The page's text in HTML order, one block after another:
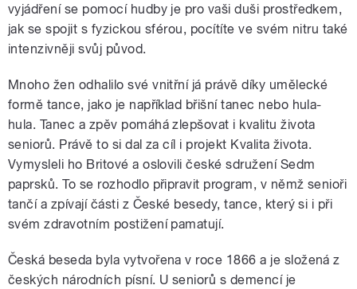
vyjádření se pomocí hudby je pro vaši duši prostředkem,
jak se spojit s fyzickou sférou, pocítíte ve svém nitru také
intenzivněji svůj původ.
Mnoho žen odhalilo své vnitřní já právě díky umělecké
formě tance, jako je například břišní tanec nebo hula-
hula. Tanec a zpěv pomáhá zlepšovat i kvalitu života
seniorů. Právě to si dal za cíl i projekt Kvalita života.
Vymysleli ho Britové a oslovili české sdružení Sedm
paprsků. To se rozhodlo připravit program, v němž senioři
tančí a zpívají části z České besedy, tance, který si i při
svém zdravotním postižení pamatují.
Česká beseda byla vytvořena v roce 1866 a je složená z
českých národních písní. U seniorů s demencí je